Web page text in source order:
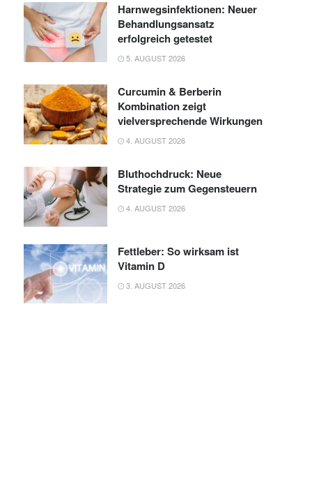
Harnwegsinfektionen: Neuer
Behandlungsansatz
erfolgreich getestet
5. AUGUST 2026
Curcumin & Berberin
Kombination zeigt
vielversprechende Wirkungen
4. AUGUST 2026
Bluthochdruck: Neue
Strategie zum Gegensteuern
4. AUGUST 2026
Fettleber: So wirksam ist
Vitamin D
3. AUGUST 2026